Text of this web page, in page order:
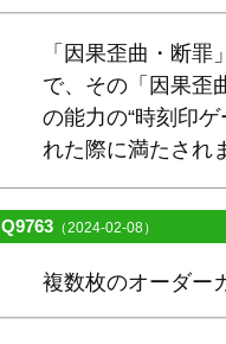
「因果歪曲・断
で、その「因果歪
の能力の“時刻印
れた際に満たされ
Q9763 （2024-02-08）
複数枚のオーダー